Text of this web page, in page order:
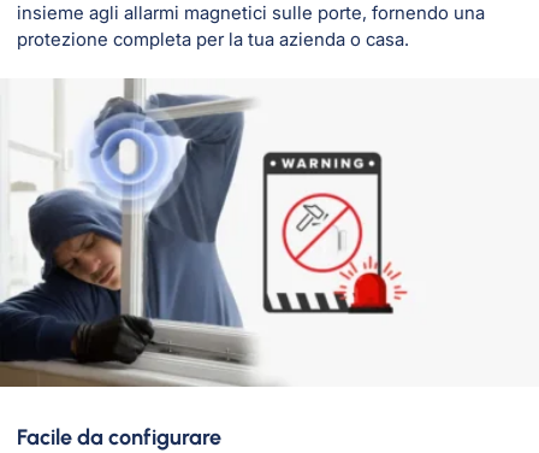
insieme agli allarmi magnetici sulle porte, fornendo una
protezione completa per la tua azienda o casa.
Facile da configurare